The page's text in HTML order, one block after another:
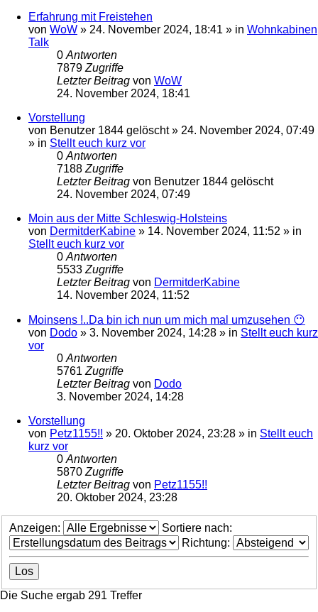
Erfahrung mit Freistehen
von WoW » 24. November 2024, 18:41 » in Wohnkabinen
Talk
0 Antworten
7879 Zugriffe
Letzter Beitrag von WoW
24. November 2024, 18:41
Vorstellung
von Benutzer 1844 gelöscht» 24. November 2024, 07:49
» in Stellt euch kurz vor
0 Antworten
7188 Zugriffe
Letzter Beitrag von Benutzer 1844 gelöscht
24. November 2024, 07:49
Moin aus der Mitte Schleswig-Holsteins
von DermitderKabine » 14. November 2024, 11:52 » in
Stellt euch kurz vor
0 Antworten
5533 Zugriffe
Letzter Beitrag von DermitderKabine
14. November 2024, 11:52
Moinsens !..Da bin ich nun um mich mal umzusehen 😶
von Dodo » 3. November 2024, 14:28 » in Stellt euch kurz
vor
0 Antworten
5761 Zugriffe
Letzter Beitrag von Dodo
3. November 2024, 14:28
Vorstellung
von Petz1155!! » 20. Oktober 2024, 23:28 » in Stellt euch
kurz vor
0 Antworten
5870 Zugriffe
Letzter Beitrag von Petz1155!!
20. Oktober 2024, 23:28
Anzeigen:
Sortiere nach:
Richtung:
Die Suche ergab 291 Treffer